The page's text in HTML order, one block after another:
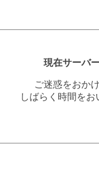
現在サーバ
ご迷惑をおか
しばらく時間を